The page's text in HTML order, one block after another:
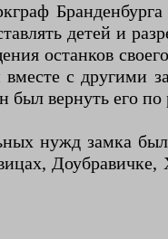
детей и
останков
вместе с
был вернуть его
нужд замка